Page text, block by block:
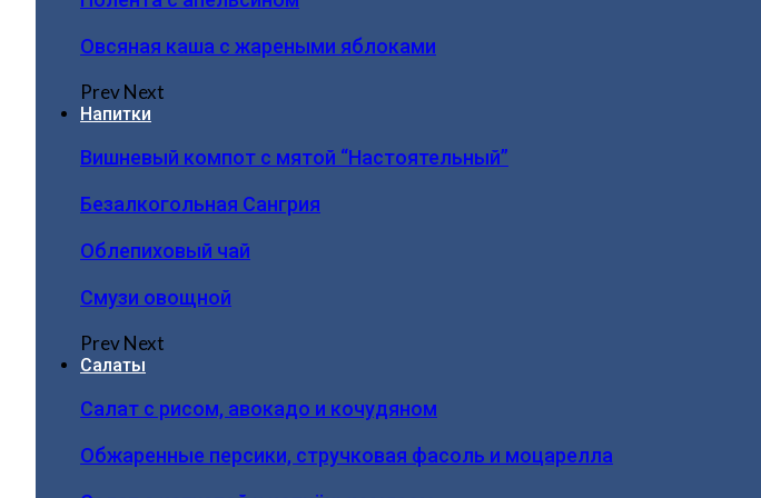
Овсяная каша с жареными яблоками
PrevNext
Напитки
Вишневый компот с мятой “Настоятельный”
Безалкогольная Сангрия
Облепиховый чай
Смузи овощной
PrevNext
Салаты
Салат с рисом, авокадо и кочудяном
Обжаренные персики, стручковая фасоль и моцарелла